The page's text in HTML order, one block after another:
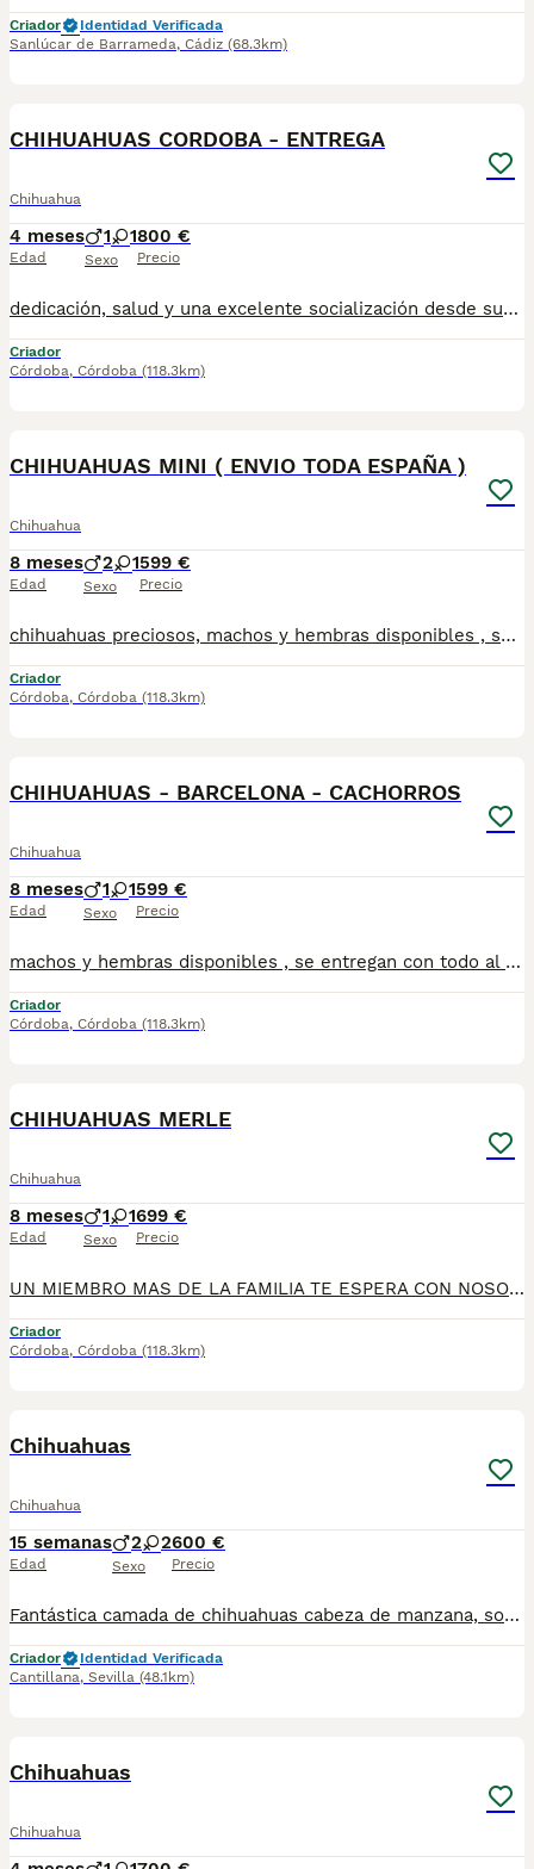
Criador
Identidad Verificada
Sanlúcar de Barrameda, Cádiz (68.3km)
CHIHUAHUAS CORDOBA - ENTREGA
Chihuahua
4 meses
Edad
1 1
Sexo
800 €
Precio
dedicación, salud y una excelente socialización desde sus primeras semanas de vida, estaremos encantados de ayudarte... 🚚 Realizamos entregas en toda España, con especial frecuencia en **Andalucía**: Sevilla, Málaga, Cádiz, Córdoba, Granada, Jaén, Huelva y Almería. También entregamos habitualmente en Marbella, Jerez de la Frontera, Estepona, Fuengirola, Benalmádena, Mijas, Dos Hermanas y cualquier punto de España. **Entrega 100% a contrarreembolso.** No tendrás que adelantar el importe del cachorro. Lo recibirás en la puerta de tu casa mediante transporte especializado y podrás comprobar que todo está correcto antes de realizar el pago. Nuestros cachorros se entregan: ✅ Vacunados y desparasitados según su edad. ✅ Con microchip, cartilla veterinaria y documentación al día. ✅ Revisados veterinariamente antes de salir de nuestras instalaciones. ✅ Procedentes de excelentes líneas, seleccionadas por salud, carácter y morfología. ✅ Perfectamente socializados y acostumbrados al contacto diario con personas. ✅ Iniciados en el aprendizaje para hacer sus necesidades sobre empapador, facilitando su adaptación al nuevo hogar. ✅ Con asesoramiento personalizado antes y después de la entrega. Nuestro objetivo no es vender un cachorro más. Queremos que cada familia reciba un compañero sano, equilibrado y criado con el máximo cuidado desde el primer día. 📩 Si deseas fotografías, vídeos o más información, escríbenos por privado. Estaremos encantados de ayudarte a encontrar perfecto TUBEBE670864332
Criador
Córdoba, Córdoba (118.3km)
CHIHUAHUAS MINI ( ENVIO TODA ESPAÑA )
Chihuahua
8 meses
Edad
2 1
Sexo
599 €
Precio
chihuahuas preciosos, machos y hembras disponibles , se entregan con todo al dia respecto a documentación y condiciones sanitarias , tanto así que hacemos entregas totalmente personalizadas y sin un euro por adelantado , obtenerse personas no aptas para tener perros , solo personas responsables. hacemos entregas a toda ESPAÑA . mas info 670864332
Criador
Córdoba, Córdoba (118.3km)
CHIHUAHUAS - BARCELONA - CACHORROS
Chihuahua
8 meses
Edad
1 1
Sexo
599 €
Precio
machos y hembras disponibles , se entregan con todo al dia respecto a documentación y condiciones sanitarias , tanto así que hacemos entregas totalmente personalizadas y sin un euro por adelantado , obtenerse personas no aptas para tener perros , solo personas responsables. hacemos entregas a toda ESPAÑA . mas info 670864332 .. GRACIAS DE ANTE MANO
Criador
Córdoba, Córdoba (118.3km)
CHIHUAHUAS MERLE
Chihuahua
8 meses
Edad
1 1
Sexo
699 €
Precio
UN MIEMBRO MAS DE LA FAMILIA TE ESPERA CON NOSOTROS , chihuahuas preciosos, machos y hembras disponibles , se entregan con todo al dia respecto a documentación y condiciones sanitarias , tanto así que hacemos entregas totalmente personalizadas y sin un euro por adelantado , obtenerse personas no aptas para tener perros , solo personas responsables. hacemos entregas a toda ESPAÑA . mas info 670864332
Criador
Córdoba, Córdoba (118.3km)
Chihuahuas
Chihuahua
15 semanas
Edad
2 2
Sexo
600 €
Precio
Fantástica camada de chihuahuas cabeza de manzana, son toy y están listos para entregar, 2 vacunas y chip, se puede enviar a contra reembolso, más información llamar o whasap al 687705959, pregunten sin compromiso, machos 600 hembra 650
Criador
Identidad Verificada
Cantillana, Sevilla (48.1km)
Chihuahuas
Chihuahua